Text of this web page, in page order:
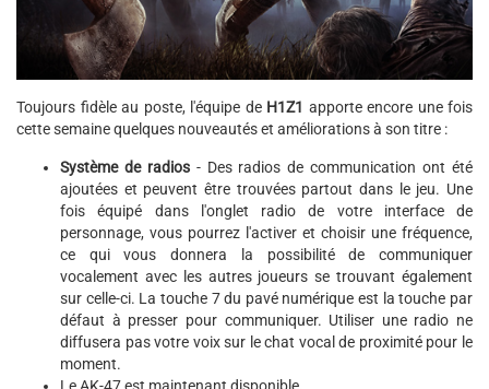
Toujours fidèle au poste, l'équipe de H1Z1 apporte encore une fois
cette semaine quelques nouveautés et améliorations à son titre :
Système de radios- Des radios de communication ont été
ajoutées et peuvent être trouvées partout dans le jeu. Une
fois équipé dans l'onglet radio de votre interface de
personnage, vous pourrez l'activer et choisir une fréquence,
ce qui vous donnera la possibilité de communiquer
vocalement avec les autres joueurs se trouvant également
sur celle-ci. La touche 7 du pavé numérique est la touche par
défaut à presser pour communiquer. Utiliser une radio ne
diffusera pas votre voix sur le chat vocal de proximité pour le
moment.
Le AK-47 est maintenant disponible.